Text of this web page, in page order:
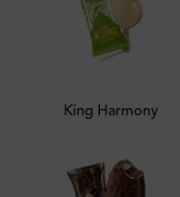
King Harmony